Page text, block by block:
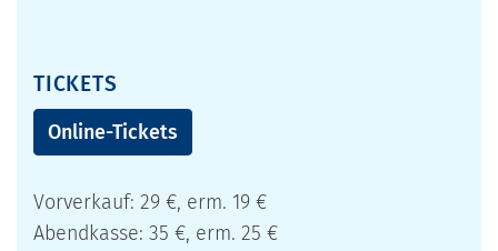
TICKETS
Online-Tickets
Vorverkauf: 29 €, erm. 19 €
Abendkasse: 35 €, erm. 25 €